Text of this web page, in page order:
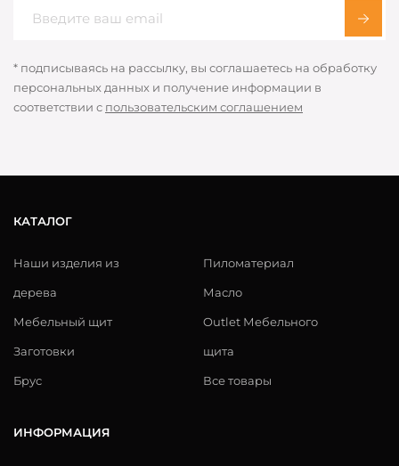
* подписываясь на рассылку, вы соглашаетесь на обработку
персональных данных и получение информации в
соответствии с пользовательским соглашением
КАТАЛОГ
Наши изделия из
дерева
Мебельный щит
Заготовки
Брус
Пиломатериал
Масло
Outlet Мебельного
щита
Все товары
ИНФОРМАЦИЯ